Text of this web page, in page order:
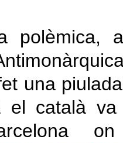
una
el català